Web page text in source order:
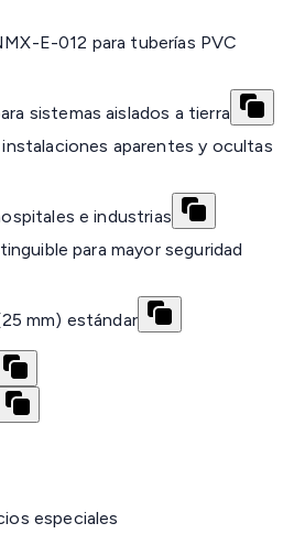
E-012 para tuberías PVC
sistemas aislados a tierra
aparentes y ocultas
e industrias
para mayor seguridad
mm) estándar
especiales